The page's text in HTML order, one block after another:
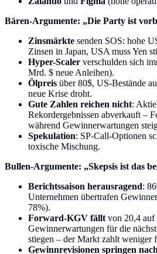
Bären-Argumente: „Die Party ist
Zinsmärkte senden SOS: hohe
Zinsen in Japan, USA muss Yen
Hyper-Scaler verschulden sich
Mrd. $ neue Anleihen).
Ölpreis über 80$, US-Bestände
neue Krise droht.
Gute Zahlen reichen nicht:
Rekordergebnissen abverkauft –
während Gewinnerwartungen
Spekulation: SP-Call-Optionen
toxische Mischung.
Bullen-Argumente: „Skepsis ist das
Berichtssaison herausragend:
Unternehmen übertrafen
78%).
Forward-KGV fällt von 20,4
Gewinnerwartungen für die
stiegen – der Markt zahlt weniger
Gewinnrevisionen springen